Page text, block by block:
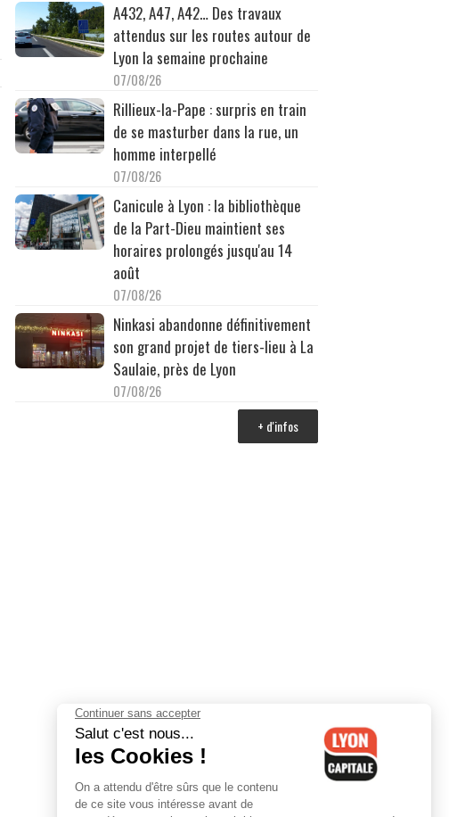
A432, A47, A42… Des travaux
attendus sur les routes autour de
Lyon la semaine prochaine
07/08/26
Rillieux-la-Pape : surpris en train
de se masturber dans la rue, un
homme interpellé
07/08/26
Canicule à Lyon : la bibliothèque
de la Part-Dieu maintient ses
horaires prolongés jusqu'au 14
août
07/08/26
Ninkasi abandonne définitivement
son grand projet de tiers-lieu à La
Saulaie, près de Lyon
07/08/26
+ d'infos